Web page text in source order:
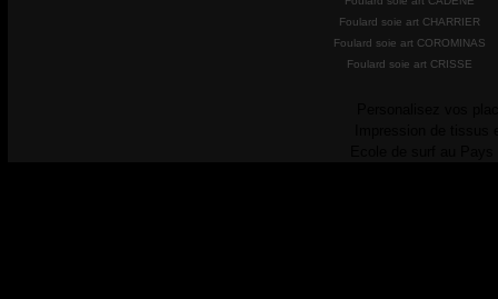
Foulard soie art CHARRIER
Foulard soie art COROMINAS
Foulard soie art CRISSE